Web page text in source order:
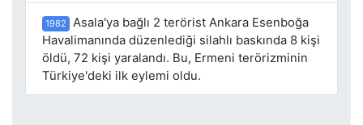
1982
Asala'ya bağlı 2 terörist Ankara Esenboğa
Havalimanında düzenlediği silahlı baskında 8 kişi
öldü, 72 kişi yaralandı. Bu, Ermeni terörizminin
Türkiye'deki ilk eylemi oldu.